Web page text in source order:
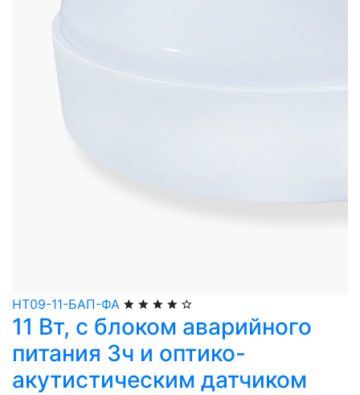
НТ09-11-БАП-ФА
11 Вт, с блоком аварийного
питания 3ч и оптико-
акутистическим датчиком